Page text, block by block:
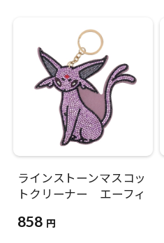
ラインストーンマスコッ
トクリーナー エーフィ
858 円